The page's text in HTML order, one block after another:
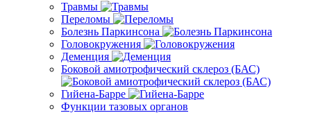
Травмы
Переломы
Болезнь Паркинсона
Головокружения
Деменция
Боковой амиотрофический склероз (БАС)
Гийена-Барре
Функции тазовых органов